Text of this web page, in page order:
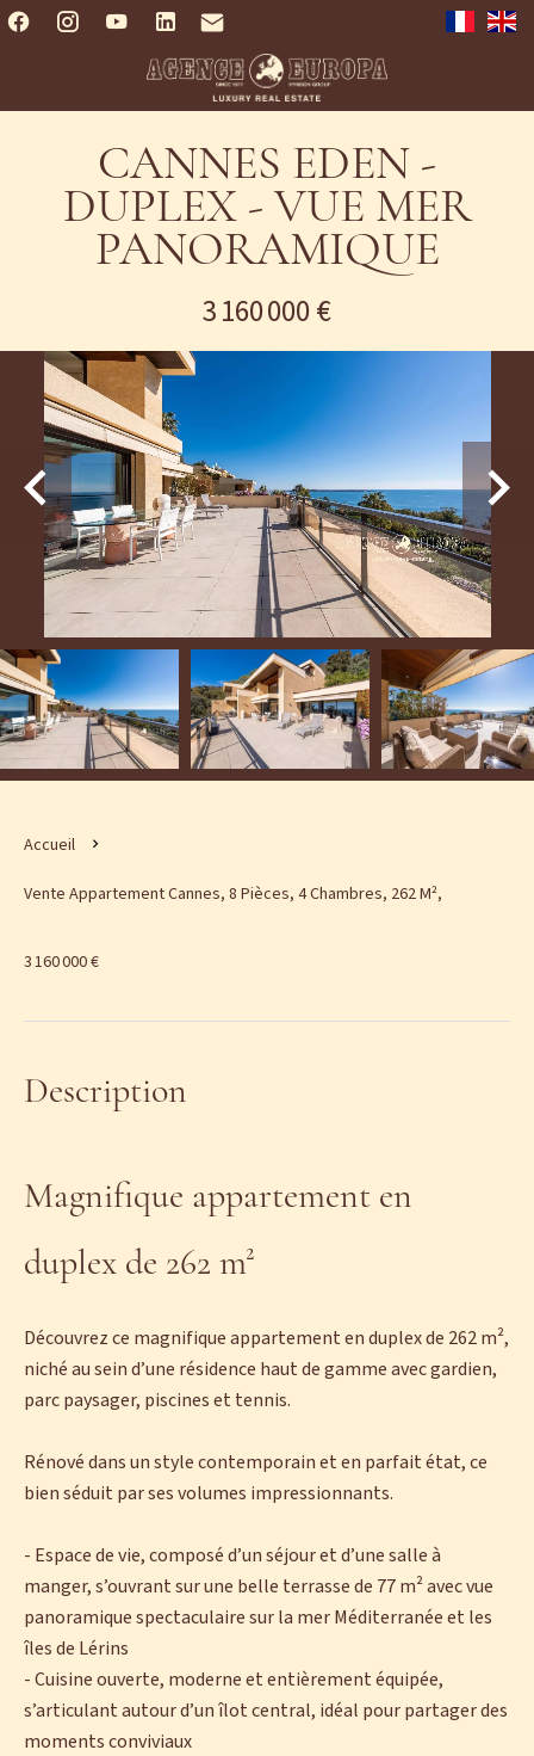
CANNES EDEN -
DUPLEX - VUE MER
PANORAMIQUE
3 160 000 €
Accueil
Vente Appartement Cannes, 8 Pièces, 4 Chambres, 262 M²,
3 160 000 €
Description
Magnifique appartement en
duplex de 262 m²
Découvrez ce magnifique appartement en duplex de 262 m²,
niché au sein d’une résidence haut de gamme avec gardien,
parc paysager, piscines et tennis.
Rénové dans un style contemporain et en parfait état, ce
bien séduit par ses volumes impressionnants.
- Espace de vie, composé d’un séjour et d’une salle à
manger, s’ouvrant sur une belle terrasse de 77 m² avec vue
panoramique spectaculaire sur la mer Méditerranée et les
îles de Lérins
- Cuisine ouverte, moderne et entièrement équipée,
s’articulant autour d’un îlot central, idéal pour partager des
moments conviviaux